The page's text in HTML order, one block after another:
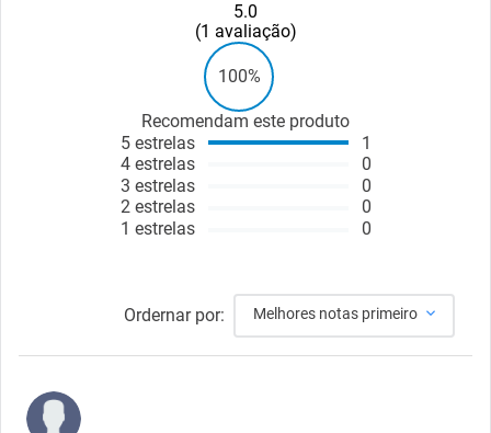
5.0
1 avaliação
100%
Recomendam este produto
5 estrelas
4 estrelas
3 estrelas
2 estrelas
1 estrelas
1
0
0
0
0
Ordernar por: Melhores notas primeiro